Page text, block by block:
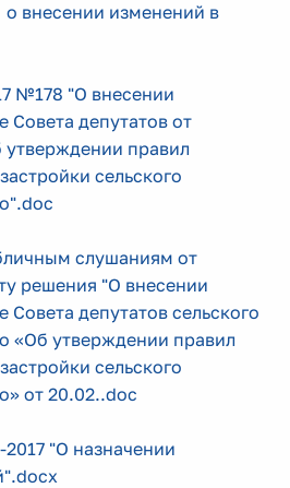
внесении изменений в
№178 "О внесении
Совета депутатов от
правил
сельского
слушаниям от
решения "О внесении
депутатов сельского
«Об утверждении правил
сельского
от 20.02..doc
"О назначении